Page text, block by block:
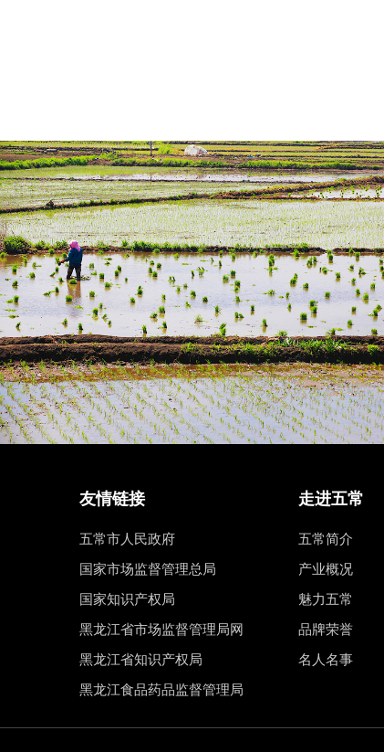
友情链接
五常市人民政府
国家市场监督管理总局
国家知识产权局
黑龙江省市场监督管理局网
黑龙江省知识产权局
黑龙江食品药品监督管理局
走进五常
五常简介
产业概况
魅力五常
品牌荣誉
名人名事